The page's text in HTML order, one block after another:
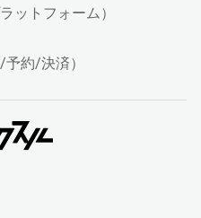
ットフォーム）
約/決済）